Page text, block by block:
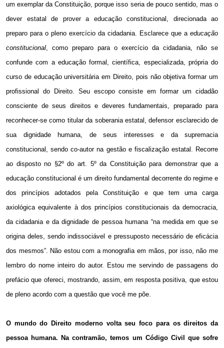
um exemplar da Constituição, porque isso seria de pouco sentido, mas o
dever estatal de prover a educação constitucional, direcionada ao
preparo para o pleno exercício da cidadania. Esclarece que a educação
constitucional, como preparo para o exercício da cidadania, não se
confunde com a educação formal, científica, especializada, própria do
curso de educação universitária em Direito, pois não objetiva formar um
profissional do Direito. Seu escopo consiste em formar um cidadão
consciente de seus direitos e deveres fundamentais, preparado para
reconhecer-se como titular da soberania estatal, defensor esclarecido de
sua dignidade humana, de seus interesses e da supremacia
constitucional, sendo co-autor na gestão e fiscalização estatal. Recorre
ao disposto no §2º do art. 5º da Constituição para demonstrar que a
educação constitucional é um direito fundamental decorrente do regime e
dos princípios adotados pela Constituição e que tem uma carga
axiológica equivalente à dos princípios constitucionais da democracia,
da cidadania e da dignidade de pessoa humana “na medida em que se
origina deles, sendo indissociável e pressuposto necessário de eficácia
dos mesmos”. Não estou com a monografia em mãos, por isso, não me
lembro do nome inteiro do autor. Estou me servindo de passagens do
prefácio que ofereci, mostrando, assim, em resposta positiva, que estou
de pleno acordo com a questão que você me põe.
O mundo do Direito moderno volta seu foco para os direitos da
pessoa humana. Na contramão, temos um Código Civil que sofre